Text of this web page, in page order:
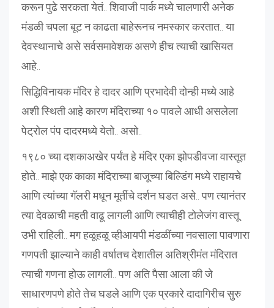
करून पुढे सरकता येतं.. शिवाजी पार्क मध्ये चालणारी अनेक
मंडळी चपला बूट न काढता बाहेरूनच नमस्कार करतात.. या
देवस्थानाचे असे सर्वसमावेशक असणे हीच त्याची खासियत
आहे..
सिद्धिविनायक मंदिर हे दादर आणि प्रभादेवी दोन्ही मध्ये आहे
अशी स्थिती आहे कारण मंदिराच्या १० पावले आधी असलेला
पेट्रोल पंप दादरमध्ये येतो.. असो..
१९८० च्या दशकाअखेर पर्यंत हे मंदिर एका झोपडीवजा वास्तूत
होते.. माझे एक काका मंदिराच्या बाजूच्या बिल्डिंग मध्ये राहायचे
आणि त्यांच्या गॅलरी मधून मूर्तीचे दर्शन घडत असे.. पण त्यानंतर
त्या देवळाची महती वाढू लागली आणि त्याचीही टोलेजंग वास्तू
उभी राहिली.. मग हळूहळू व्हीआयपी मंडळींच्या नवसाला पावणारा
गणपती झाल्याने काही वर्षातच देशातील अतिश्रीमंत मंदिरात
त्याची गणना होऊ लागली.. पण अति पैसा आला की जे
साधारणपणे होते तेच घडले आणि एक प्रकारे दादागिरीच सुरु